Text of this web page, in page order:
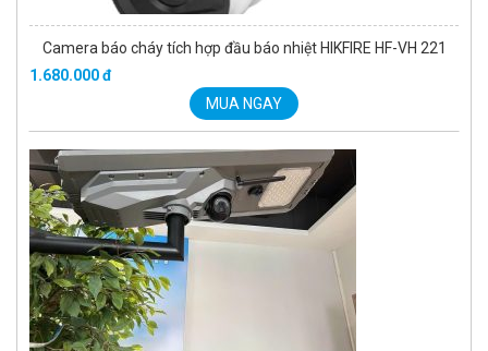
Camera báo cháy tích hợp đầu báo nhiệt HIKFIRE HF-VH 221
1.680.000 đ
MUA NGAY